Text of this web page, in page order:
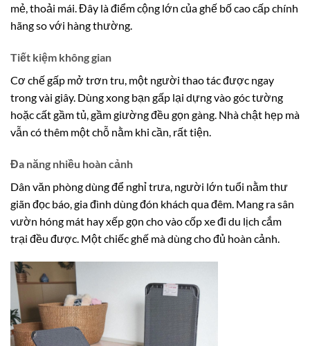
mẻ, thoải mái. Đây là điểm cộng lớn của ghế bố cao cấp chính
hãng so với hàng thường.
Tiết kiệm không gian
Cơ chế gấp mở trơn tru, một người thao tác được ngay
trong vài giây. Dùng xong bạn gấp lại dựng vào góc tường
hoặc cất gầm tủ, gầm giường đều gọn gàng. Nhà chật hẹp mà
vẫn có thêm một chỗ nằm khi cần, rất tiện.
Đa năng nhiều hoàn cảnh
Dân văn phòng dùng để nghỉ trưa, người lớn tuổi nằm thư
giãn đọc báo, gia đình dùng đón khách qua đêm. Mang ra sân
vườn hóng mát hay xếp gọn cho vào cốp xe đi du lịch cắm
trại đều được. Một chiếc ghế mà dùng cho đủ hoàn cảnh.